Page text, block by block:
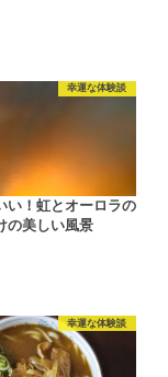
幸運な体験談
い！虹とオーロラの
の美しい風景
幸運な体験談